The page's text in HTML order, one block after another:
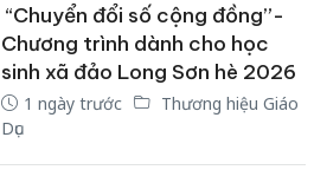
“Chuyển đổi số cộng đồng”-
Chương trình dành cho học
sinh xã đảo Long Sơn hè 2026
1 ngày trước
Thương hiệu Giáo
Dục